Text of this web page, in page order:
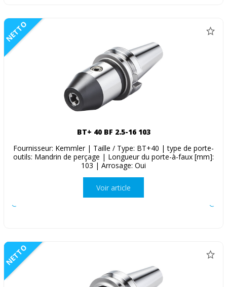
NETTO
BT+ 40 BF 2.5-16 103
Fournisseur: Kemmler | Taille / Type: BT+40 | type de porte-
outils: Mandrin de perçage | Longueur du porte-à-faux [mm]:
103 | Arrosage: Oui
Voir article
NETTO